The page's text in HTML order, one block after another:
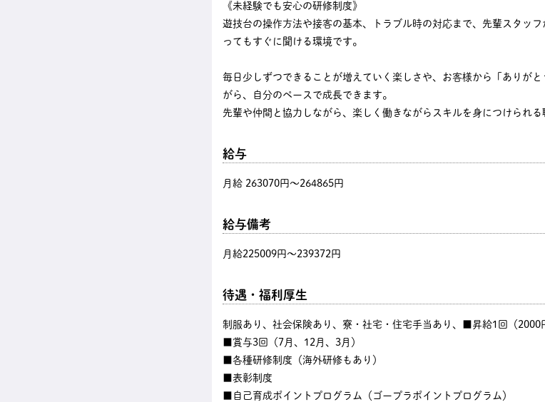
《未経験でも安心の研修制度》
遊技台の操作方法や接客の基本、トラブル時の対応まで、先輩スタッ
ってもすぐに聞ける環境です。
毎日少しずつできることが増えていく楽しさや、お客様から「ありが
がら、自分のペースで成長できます。
先輩や仲間と協力しながら、楽しく働きながらスキルを身につけられる
給与
月給 263070円〜264865円
給与備考
月給225009円～239372円
待遇・福利厚生
制服あり、社会保険あり、寮・社宅・住宅手当あり、■昇給1回（2000
■賞与3回（7月、12月、3月）
■各種研修制度（海外研修もあり）
■表彰制度
■自己育成ポイントプログラム（ゴープラポイントプログラム）